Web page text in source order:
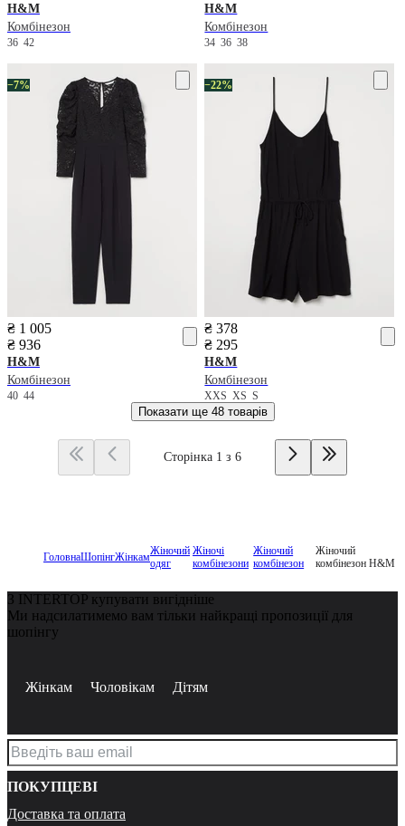
H&M
Комбінезон
36 42
H&M
Комбінезон
343638
−7%
₴ 1 005
₴ 936
H&M
Комбінезон
40 44
−22%
₴ 378
₴ 295
H&M
Комбінезон
XXSXSS
Показати ще 48 товарів
Сторінка 1 з 6
ГоловнаШопінгЖінкамЖіночий
одяг
Жіночі
комбінезони
Жіночий
комбінезон
Жіночий
комбінезон H&M
З INTERTOP купувати вигідніше
Ми надсилатимемо вам тільки найкращі пропозиції для
шопінгу
Жінкам Чоловікам Дітям
ПОКУПЦЕВІ
Доставка та оплата